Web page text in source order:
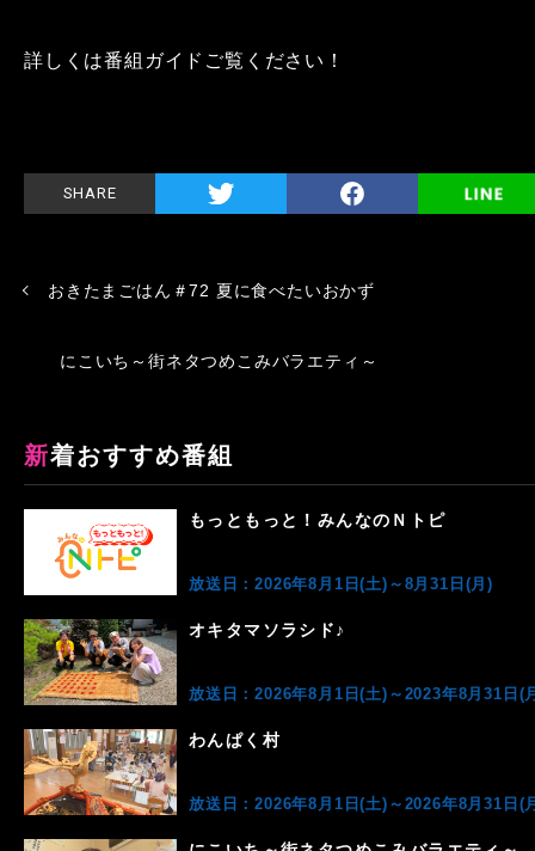
詳しくは番組ガイドご覧ください！
SHARE
おきたまごはん＃72 夏に食べたいおかず
にこいち～街ネタつめこみバラエティ～
新着おすすめ番組
もっともっと！みんなのＮトピ
放送日：2026年8月1日(土)～8月31日(月)
オキタマソラシド♪
放送日：2026年8月1日(土)～2023年8月31日(
わんぱく村
放送日：2026年8月1日(土)～2026年8月31日(